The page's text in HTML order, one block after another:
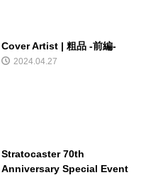
Cover Artist | 粗品 -前編-
2024.04.27
Stratocaster 70th
Anniversary Special Event